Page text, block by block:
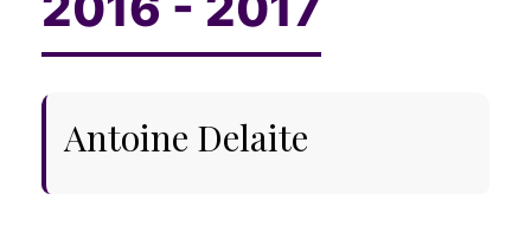
Antoine Delaite